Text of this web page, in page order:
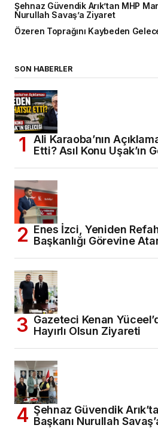
Şehnaz Güvendik Arık’tan MHP
Nurullah Savaş’a Ziyaret
Özeren Toprağını Kaybeden
SON HABERLER
Ali Karaoba’nın
Etti? Asıl Konu Uşak’ın
Enes İzci, Yeniden
Başkanlığı Görevine
Gazeteci Kenan
Hayırlı Olsun Ziyareti
Şehnaz Güvendik
Başkanı Nurullah